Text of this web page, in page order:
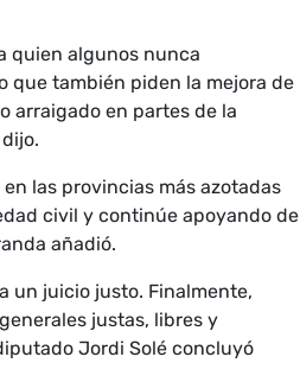
quien algunos nunca
que también piden la mejora de
arraigado en partes de la
las provincias más azotadas
civil y continúe apoyando de
añadió.
un juicio justo. Finalmente,
justas, libres y
Jordi Solé concluyó